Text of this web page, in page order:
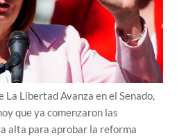
La Libertad Avanza en el Senado,
que ya comenzaron las
alta para aprobar la reforma